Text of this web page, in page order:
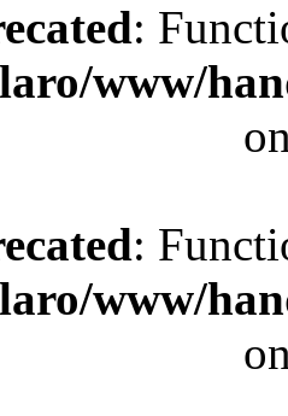
:
www/
:
www/